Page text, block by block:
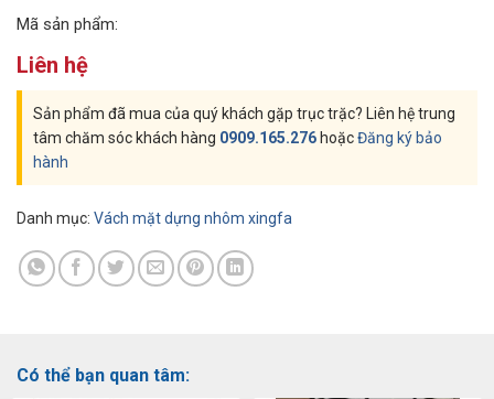
Mã sản phẩm:
Liên hệ
Sản phẩm đã mua của quý khách gặp trục trặc? Liên hệ trung
tâm chăm sóc khách hàng 0909.165.276 hoặcĐăng ký bảo
hành
Danh mục: Vách mặt dựng nhôm xingfa
Có thể bạn quan tâm: